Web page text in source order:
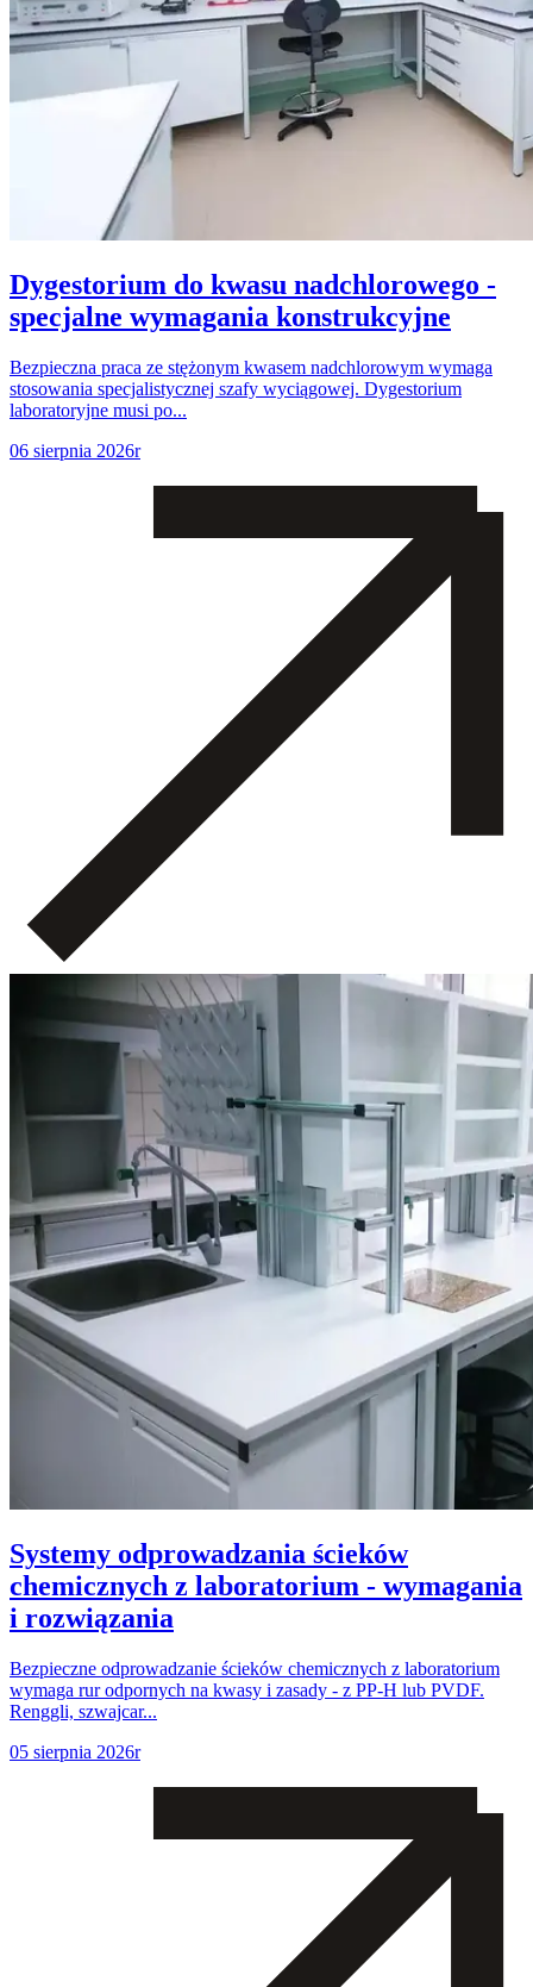
Dygestorium do kwasu nadchlorowego -
specjalne wymagania konstrukcyjne
Bezpieczna praca ze stężonym kwasem nadchlorowym wymaga
stosowania specjalistycznej szafy wyciągowej. Dygestorium
laboratoryjne musi po...
06 sierpnia 2026r
Systemy odprowadzania ścieków
chemicznych z laboratorium - wymagania
i rozwiązania
Bezpieczne odprowadzanie ścieków chemicznych z laboratorium
wymaga rur odpornych na kwasy i zasady - z PP-H lub PVDF.
Renggli, szwajcar...
05 sierpnia 2026r